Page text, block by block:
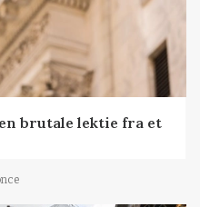
brutale lektie fra et